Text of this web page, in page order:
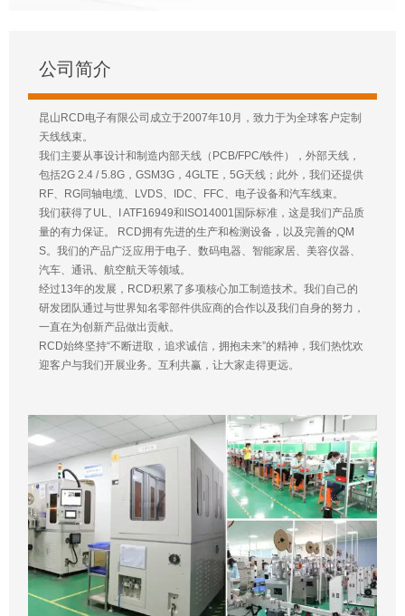
公司简介
昆山RCD电子有限公司成立于2007年10月，致力于为全球客户定制
天线线束。
我们主要从事设计和制造内部天线（PCB/FPC/铁件），外部天线，
包括2G 2.4 / 5.8G，GSM3G，4GLTE，5G天线；此外，我们还提供
RF、RG同轴电缆、LVDS、IDC、FFC、电子设备和汽车线束。
我们获得了UL、I ATF16949和ISO14001国际标准，这是我们产品质
量的有力保证。 RCD拥有先进的生产和检测设备，以及完善的QM
S。我们的产品广泛应用于电子、数码电器、智能家居、美容仪器、
汽车、通讯、航空航天等领域。
经过13年的发展，RCD积累了多项核心加工制造技术。我们自己的
研发团队通过与世界知名零部件供应商的合作以及我们自身的努力，
一直在为创新产品做出贡献。
RCD始终坚持“不断进取，追求诚信，拥抱未来”的精神，我们热忱欢
迎客户与我们开展业务。互利共赢，让大家走得更远。